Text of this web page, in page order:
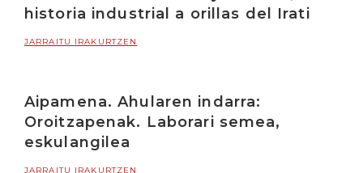
historia industrial a orillas del Irati
JARRAITU IRAKURTZEN
Aipamena. Ahularen indarra:
Oroitzapenak. Laborari semea,
eskulangilea
JARRAITU IRAKURTZEN